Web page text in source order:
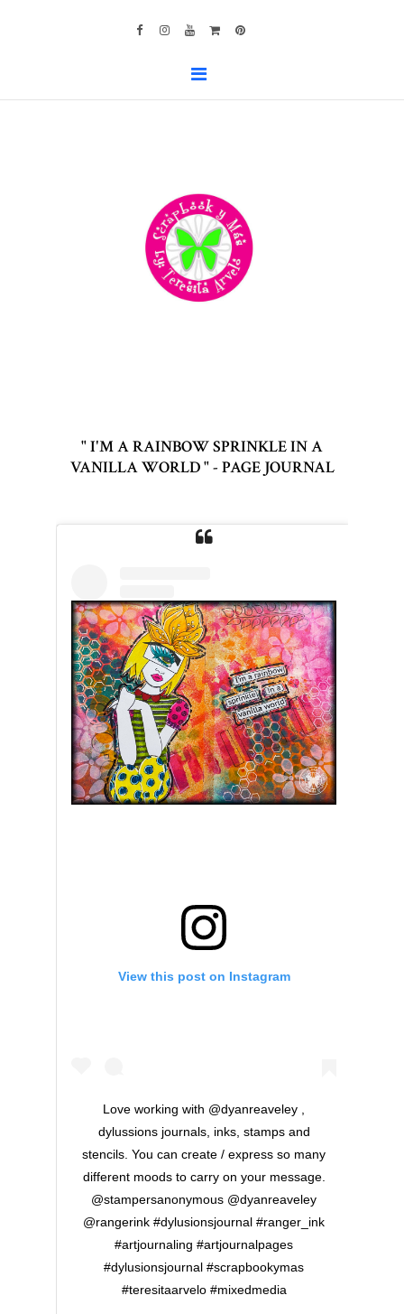
" I'M A RAINBOW SPRINKLE IN A
VANILLA WORLD " - PAGE JOURNAL
View this post on Instagram
Love working with @dyanreaveley ,
dylussions journals, inks, stamps and
stencils. You can create / express so many
different moods to carry on your message.
@stampersanonymous @dyanreaveley
@rangerink #dylusionsjournal #ranger_ink
#artjournaling #artjournalpages
#dylusionsjournal #scrapbookymas
#teresitaarvelo #mixedmedia